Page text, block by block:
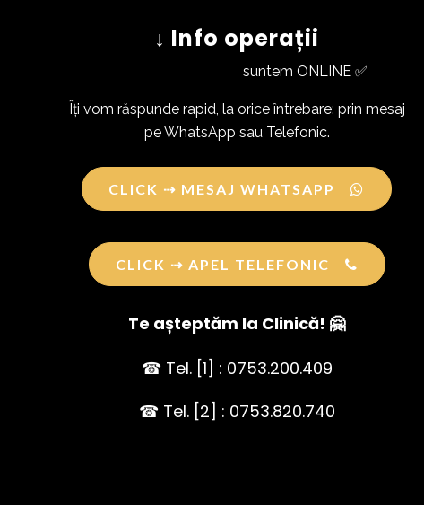
↓ Info operații
suntem ONLINE ✅
Îți vom răspunde rapid, la orice întrebare: prin mesaj
pe WhatsApp sau Telefonic.
CLICK ⇢ MESAJ WHATSAPP
CLICK ⇢ APEL TELEFONIC
Te așteptăm la Clinică! 🤗
☎ Tel. [1] : 0753.200.409
☎ Tel. [2] : 0753.820.740